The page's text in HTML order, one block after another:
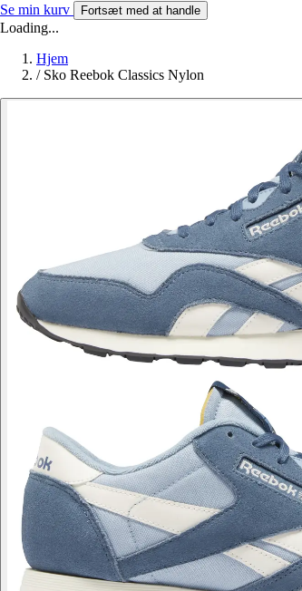
Se min kurv Fortsæt med at handle
Loading...
Hjem
/ Sko Reebok Classics Nylon